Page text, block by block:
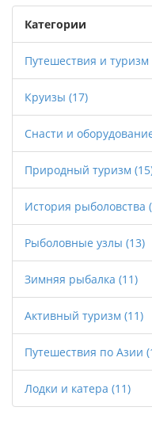
Категории
Путешествия и туризм
Круизы (17)
Снасти и
Природный туризм
История рыболовства
Рыболовные узлы (13)
Зимняя рыбалка (11)
Активный туризм (11)
Путешествия по Азии
Лодки и катера (11)